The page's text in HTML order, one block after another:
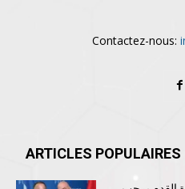
Contactez-nous:
ARTICLES POPULAIRES